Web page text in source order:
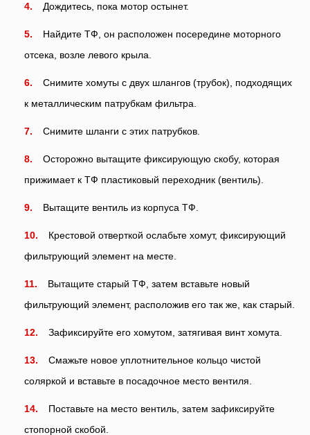
Дождитесь, пока мотор остынет.
Найдите ТФ, он расположен посередине моторного
отсека, возле левого крыла.
Снимите хомуты с двух шлангов (трубок), подходящих
к металлическим патрубкам фильтра.
Снимите шланги с этих патрубков.
Осторожно вытащите фиксирующую скобу, которая
прижимает к ТФ пластиковый переходник (вентиль).
Вытащите вентиль из корпуса ТФ.
Крестовой отверткой ослабьте хомут, фиксирующий
фильтрующий элемент на месте.
Вытащите старый ТФ, затем вставьте новый
фильтрующий элемент, расположив его так же, как старый.
Зафиксируйте его хомутом, затягивая винт хомута.
Смажьте новое уплотнительное кольцо чистой
соляркой и вставьте в посадочное место вентиля.
Поставьте на место вентиль, затем зафиксируйте
стопорной скобой.